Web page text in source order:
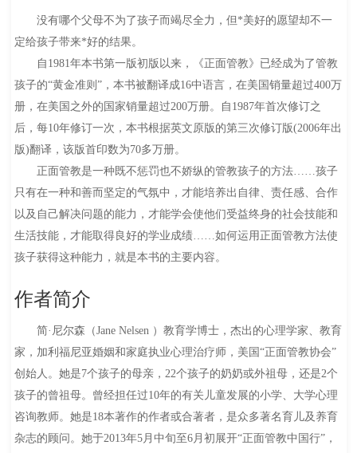
没有哪个父母不为了孩子而竭尽全力，但*美好的愿望却不一
定给孩子带来*好的结果。
自1981年本书第一版初版以来，《正面管教》已经成为了管教
孩子的“黄金准则”，本书被翻译成16中语言，在美国销量超过400万
册，在美国之外的国家销量超过200万册。自1987年首次修订之
后，每10年修订一次，本书根据英文原版的第三次修订版(2006年出
版)翻译，该版首印数为70多万册。
正面管教是一种既不惩罚也不娇纵的管教孩子的方法……孩子
只有在一种和善而坚定的气氛中，才能培养出自律、责任感、合作
以及自己解决问题的能力，才能学会使他们受益终身的社会技能和
生活技能，才能取得良好的学业成绩……如何运用正面管教方法使
孩子获得这种能力，就是本书的主要内容。
作者简介
简·尼尔森（Jane Nelsen ）教育学博士，杰出的心理学家、教育
家，加利福尼亚婚姻和家庭执业心理治疗师，美国“正面管教协会”
创始人。她是7个孩子的母亲，22个孩子的奶奶或外祖母，还是2个
孩子的曾祖母。曾经担任过10年的有关儿童发展的小学、大学心理
咨询教师。她是18本著作的作者或合著者，是众多著名育儿及养育
杂志的顾问。她于2013年5月中旬至6月初展开“正面管教中国行”，